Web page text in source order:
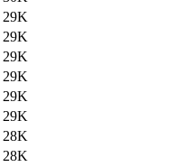
29K
29K
29K
29K
29K
29K
28K
28K